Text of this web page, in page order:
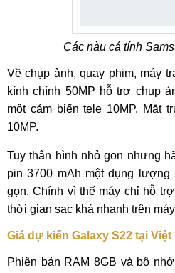
Các nàu cá tính
Về chụp ảnh, quay phim, máy
kính chính 50MP hỗ trợ chụp
một cảm biến tele 10MP. Mặt
10MP.
Tuy thân hình nhỏ gon nhưng
pin 3700 mAh một dụng lượng
gọn. Chính vì thế máy chỉ hỗ
thời gian sạc khá nhanh trên
Giá dự kiến Galaxy S22 tại Việt
Phiên bản RAM 8GB và bộ